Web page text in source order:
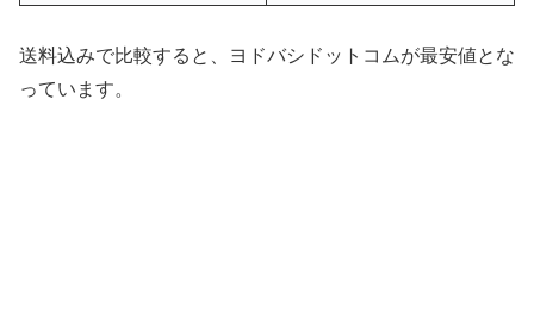
送料込みで比較すると、ヨドバシドットコムが最安値とな
っています。